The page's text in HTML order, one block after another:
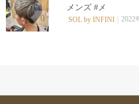
0
メンズ #メ
SOL by INFINI 2022